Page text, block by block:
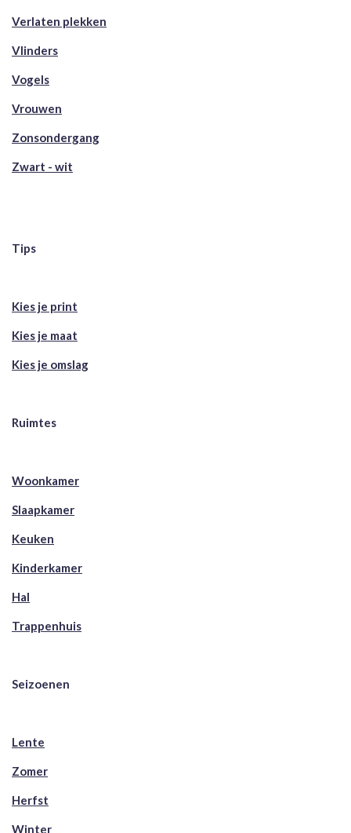
Verlaten plekken
Vlinders
Vogels
Vrouwen
Zonsondergang
Zwart - wit
Tips
Kies je print
Kies je maat
Kies je omslag
Ruimtes
Woonkamer
Slaapkamer
Keuken
Kinderkamer
Hal
Trappenhuis
Seizoenen
Lente
Zomer
Herfst
Winter